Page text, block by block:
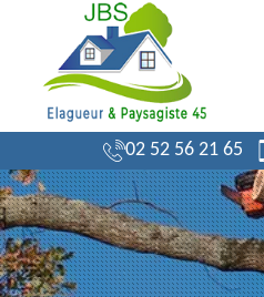
02 52 56 21 65